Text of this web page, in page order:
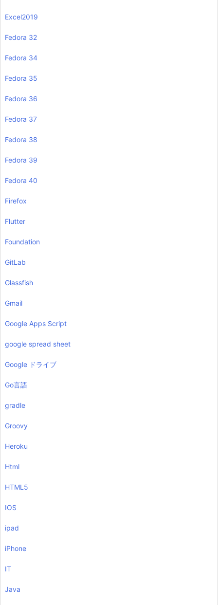
Excel2019
Fedora 32
Fedora 34
Fedora 35
Fedora 36
Fedora 37
Fedora 38
Fedora 39
Fedora 40
Firefox
Flutter
Foundation
GitLab
Glassfish
Gmail
Google Apps Script
google spread sheet
Google ドライブ
Go言語
gradle
Groovy
Heroku
Html
HTML5
IOS
ipad
iPhone
IT
Java